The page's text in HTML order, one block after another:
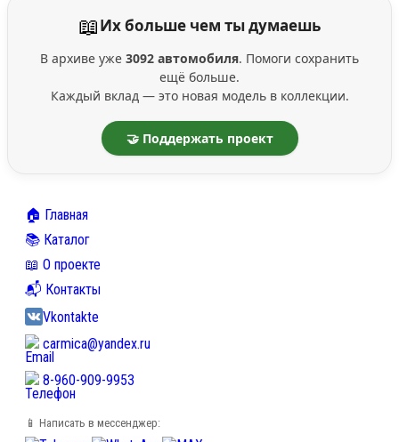
📖Их больше чем ты думаешь
В архиве уже 3092 автомобиля. Помоги сохранить
ещё больше.
Каждый вклад — это новая модель в коллекции.
🤝 Поддержать проект
🏠 Главная
📚 Каталог
📖 О проекте
📬 Контакты
Vkontakte
carmica@yandex.ru
8-960-909-9953
📱 Написать в мессенджер: